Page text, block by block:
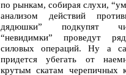
по рынкам, собирая слухи,
анализом действий
дядюшки” подкупят
“невидимки” проведут
силовых операций. Ну а
придется убегать от
крутым скатам черепичных